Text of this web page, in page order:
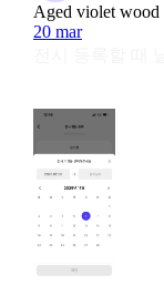
Aged violet wood
20 mar